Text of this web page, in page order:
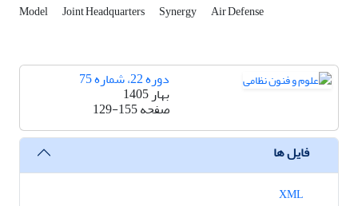
Model Joint Headquarters Synergy Air Defense
دوره 22، شماره 75
بهار 1405
صفحه129-155
فایل ها